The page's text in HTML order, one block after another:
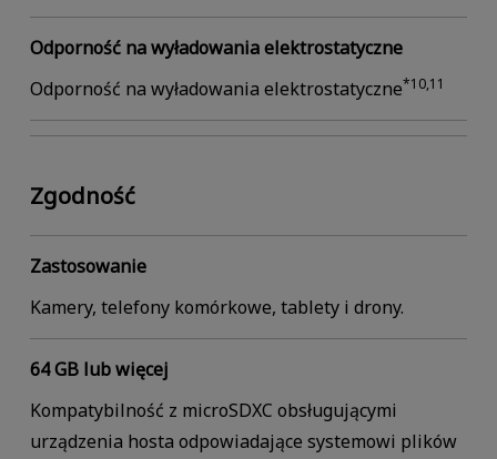
Odporność na wyładowania elektrostatyczne
Odporność na wyładowania elektrostatyczne*10,11
Zgodność
Zastosowanie
Kamery, telefony komórkowe, tablety i drony.
64 GB lub więcej
Kompatybilność z microSDXC obsługującymi
urządzenia hosta odpowiadające systemowi plików